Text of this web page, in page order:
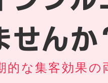
的な集客効果の
せんか